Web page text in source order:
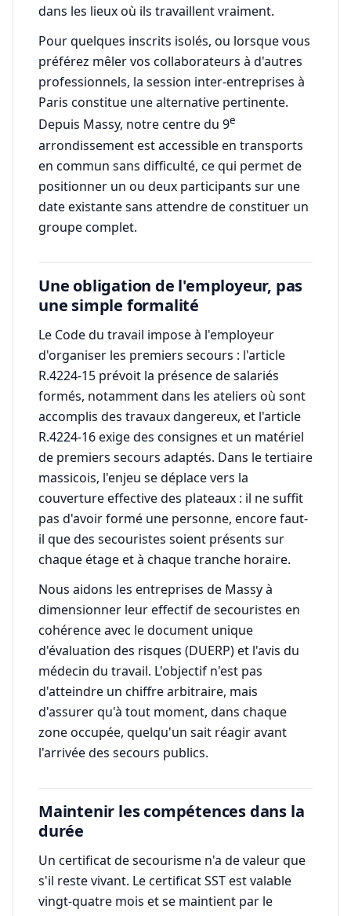
dans les lieux où ils travaillent vraiment.
Pour quelques inscrits isolés, ou lorsque vous
préférez mêler vos collaborateurs à d'autres
professionnels, la session inter-entreprises à
Paris constitue une alternative pertinente.
Depuis Massy, notre centre du 9e
arrondissement est accessible en transports
en commun sans difficulté, ce qui permet de
positionner un ou deux participants sur une
date existante sans attendre de constituer un
groupe complet.
Une obligation de l'employeur, pas
une simple formalité
Le Code du travail impose à l'employeur
d'organiser les premiers secours : l'article
R.4224-15 prévoit la présence de salariés
formés, notamment dans les ateliers où sont
accomplis des travaux dangereux, et l'article
R.4224-16 exige des consignes et un matériel
de premiers secours adaptés. Dans le tertiaire
massicois, l'enjeu se déplace vers la
couverture effective des plateaux : il ne suffit
pas d'avoir formé une personne, encore faut-
il que des secouristes soient présents sur
chaque étage et à chaque tranche horaire.
Nous aidons les entreprises de Massy à
dimensionner leur effectif de secouristes en
cohérence avec le document unique
d'évaluation des risques (DUERP) et l'avis du
médecin du travail. L'objectif n'est pas
d'atteindre un chiffre arbitraire, mais
d'assurer qu'à tout moment, dans chaque
zone occupée, quelqu'un sait réagir avant
l'arrivée des secours publics.
Maintenir les compétences dans la
durée
Un certificat de secourisme n'a de valeur que
s'il reste vivant. Le certificat SST est valable
vingt-quatre mois et se maintient par le